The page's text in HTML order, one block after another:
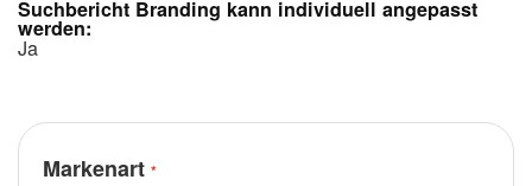
Ja
Markenart